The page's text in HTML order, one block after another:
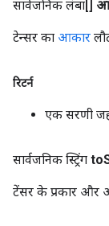
सार्वजनिक लंबा[]
टेन्सर का आकार
रिटर्न
एक सरणी
सार्वजनिक स्ट्रिंग to
टेंसर के प्रकार और